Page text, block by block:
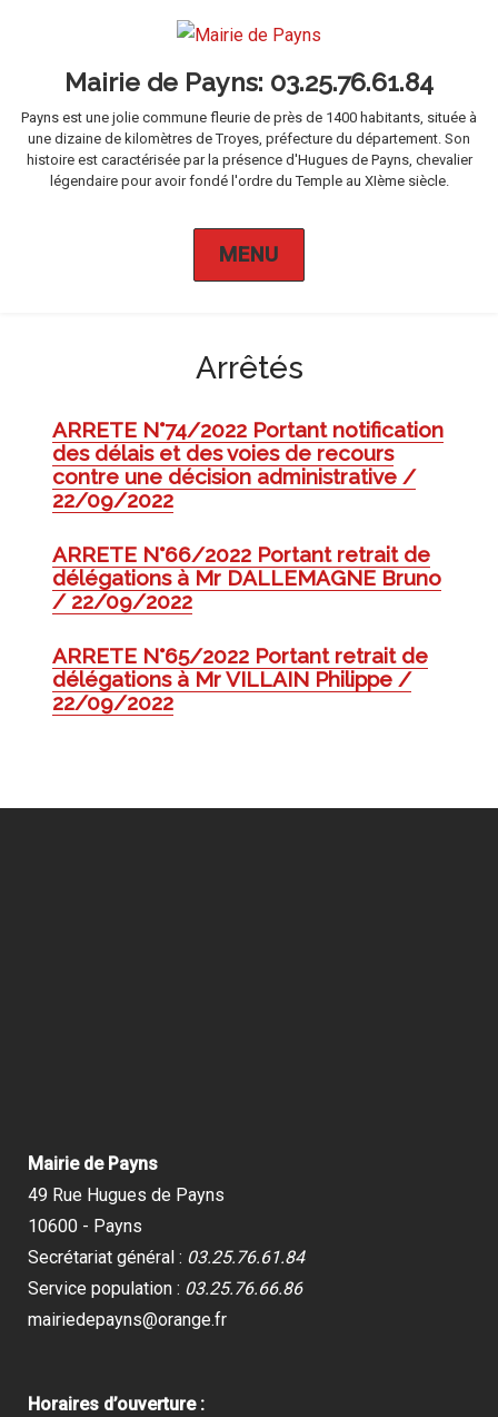
Mairie de Payns
Payns est une jolie commune fleurie de près de 1400 habitants, située à
une dizaine de kilomètres de Troyes, préfecture du département. Son
histoire est caractérisée par la présence d'Hugues de Payns, chevalier
légendaire pour avoir fondé l'ordre du Temple au XIème siècle.
MENU
Arrêtés
ARRETE N°74/2022 Portant notification
des délais et des voies de recours
contre une décision administrative /
22/09/2022
ARRETE N°66/2022 Portant retrait de
délégations à Mr DALLEMAGNE Bruno
/ 22/09/2022
ARRETE N°65/2022 Portant retrait de
délégations à Mr VILLAIN Philippe /
22/09/2022
Mairie de Payns
49 Rue Hugues de Payns
10600 - Payns
Secrétariat général : 03.25.76.61.84
Service population : 03.25.76.66.86
mairiedepayns@orange.fr
Horaires d’ouverture :